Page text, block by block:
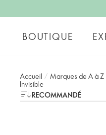
BOUTIQUE
Accueil / Marques de A à Z
Invisible
RECOMMANDÉ